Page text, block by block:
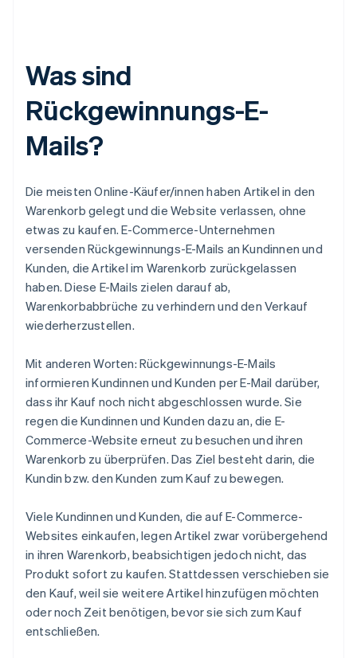
Was sind
Rückgewinnungs-E-
Mails?
Die meisten Online-Käufer/innen haben Artikel in den
Warenkorb gelegt und die Website verlassen, ohne
etwas zu kaufen. E-Commerce-Unternehmen
versenden Rückgewinnungs-E-Mails an Kundinnen und
Kunden, die Artikel im Warenkorb zurückgelassen
haben. Diese E-Mails zielen darauf ab,
Warenkorbabbrüche zu verhindern und den Verkauf
wiederherzustellen.
Mit anderen Worten: Rückgewinnungs-E-Mails
informieren Kundinnen und Kunden per E-Mail darüber,
dass ihr Kauf noch nicht abgeschlossen wurde. Sie
regen die Kundinnen und Kunden dazu an, die E-
Commerce-Website erneut zu besuchen und ihren
Warenkorb zu überprüfen. Das Ziel besteht darin, die
Kundin bzw. den Kunden zum Kauf zu bewegen.
Viele Kundinnen und Kunden, die auf E-Commerce-
Websites einkaufen, legen Artikel zwar vorübergehend
in ihren Warenkorb, beabsichtigen jedoch nicht, das
Produkt sofort zu kaufen. Stattdessen verschieben sie
den Kauf, weil sie weitere Artikel hinzufügen möchten
oder noch Zeit benötigen, bevor sie sich zum Kauf
entschließen.